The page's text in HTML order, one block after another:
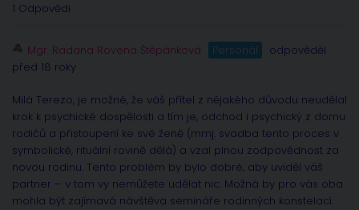
1 Odpovědi
Mgr. Radana Rovena Štěpánková Personál
odpověděl
před 18 roky
Milá Terezo, je možné, že váš přítel z nějakého důvodu neudělal
krok k psychické dospělosti a tím je, odchod i psychický z domu
rodičů a přistoupení ke své ženě (mmj. svadba tento proces v
symbolické, rituální rovině dělá) a vzal plnou zodpovědnost za
novou rodinu. Tento problém by bylo dobré, aby uviděl váš
partner – v tom vy nemůžete udělat nic. Možná by pro vás oba
mohla být zajímavá návštěva semináře rodinných konstelací.